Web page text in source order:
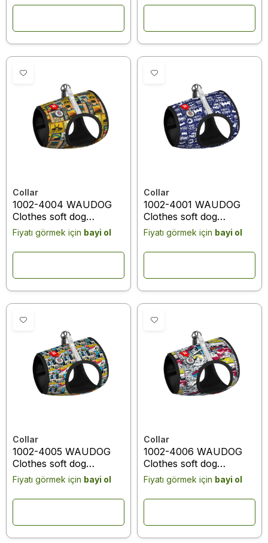
Collar
1002-4004 WAUDOG
Clothes soft dog
harness with QR
passport, "Batman
vintage" design, XS2, B
Fiyatı görmek için bayi ol
Collar
1002-4001 WAUDOG
Clothes soft dog
harness with QR
passport, "Batman blue
white" design, XS2, B
Fiyatı görmek için bayi ol
Collar
1002-4005 WAUDOG
Clothes soft dog
harness with QR
passport, "Batman
comics" design, XS2, B
Fiyatı görmek için bayi ol
Collar
1002-4006 WAUDOG
Clothes soft dog
harness with QR
passport, "Superman
comics" design, XS2, B
Fiyatı görmek için bayi ol